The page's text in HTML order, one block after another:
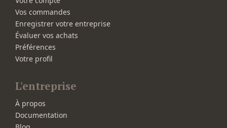
Vos commandes
Enregistrer votre entreprise
Évaluer vos achats
Préférences
Votre profil
L'entreprise
À propos
Documentation